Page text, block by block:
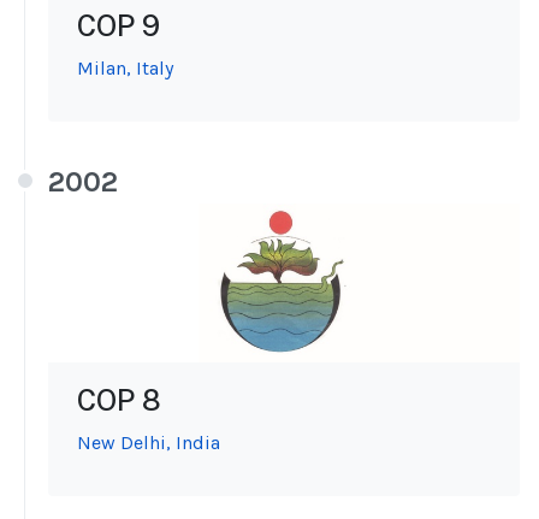
COP 9
Milan, Italy
2002
COP 8
New Delhi, India